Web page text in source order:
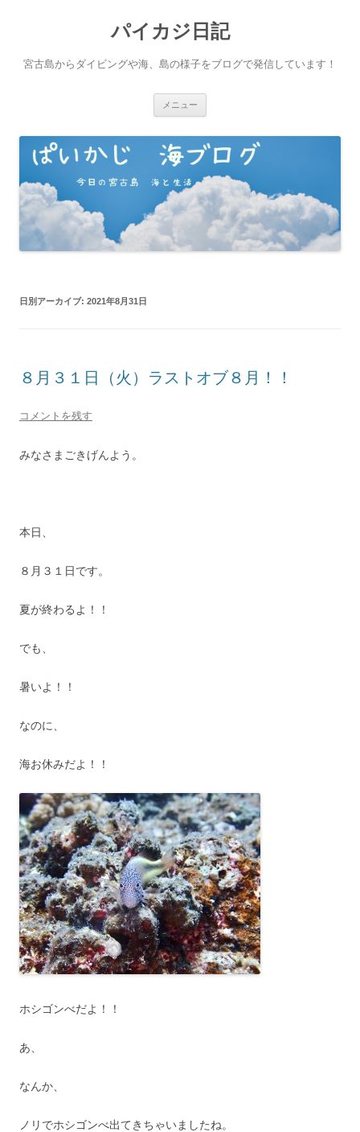
パイカジ日記
宮古島からダイビングや海、島の様子をブログで発信しています！
メニュー
ツ
へ
ス
キ
ッ
プ
日別アーカイブ: 2021年8月31日
８月３１日（火）ラストオブ８月！！
コメントを残す
みなさまごきげんよう。
本日、
８月３１日です。
夏が終わるよ！！
でも、
暑いよ！！
なのに、
海お休みだよ！！
ホシゴンべだよ！！
あ、
なんか、
ノリでホシゴンべ出てきちゃいましたね。